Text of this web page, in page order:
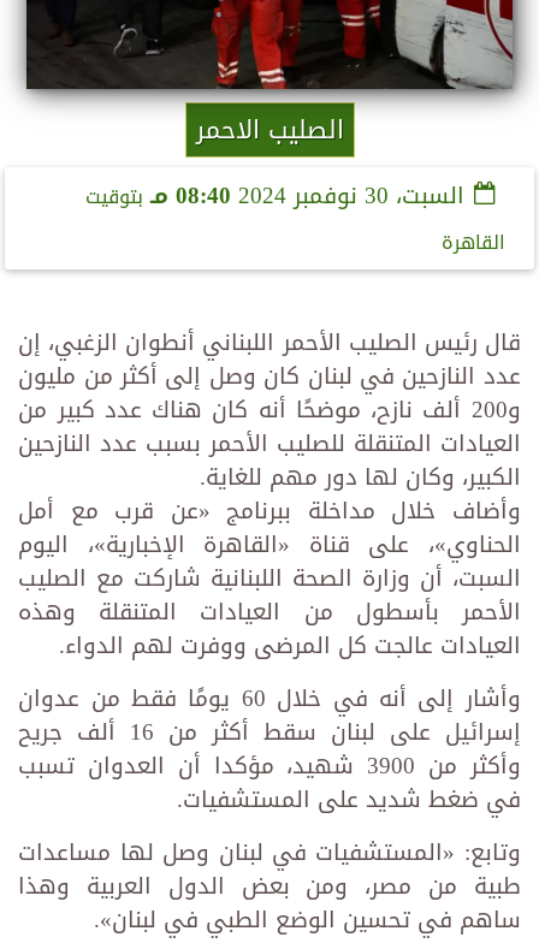
الصليب الاحمر
السبت، 30 نوفمبر 2024 08:40 مـ
بتوقيت
القاهرة
قال رئيس الصليب الأحمر اللبناني أنطوان الزغبي، إن
عدد النازحين في لبنان كان وصل إلى أكثر من مليون
و200 ألف نازح، موضحًا أنه كان هناك عدد كبير من
العيادات المتنقلة للصليب الأحمر بسبب عدد النازحين
الكبير، وكان لها دور مهم للغاية.
وأضاف خلال مداخلة ببرنامج «عن قرب مع أمل
الحناوي»، على قناة «القاهرة الإخبارية»، اليوم
السبت، أن وزارة الصحة اللبنانية شاركت مع الصليب
الأحمر بأسطول من العيادات المتنقلة وهذه
العيادات عالجت كل المرضى ووفرت لهم الدواء.
وأشار إلى أنه في خلال 60 يومًا فقط من عدوان
إسرائيل على لبنان سقط أكثر من 16 ألف جريح
وأكثر من 3900 شهيد، مؤكدا أن العدوان تسبب
في ضغط شديد على المستشفيات.
وتابع: «المستشفيات في لبنان وصل لها مساعدات
طبية من مصر، ومن بعض الدول العربية وهذا
ساهم في تحسين الوضع الطبي في لبنان».